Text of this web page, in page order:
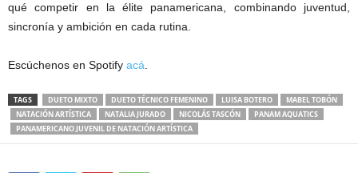
qué competir en la élite panamericana, combinando juventud,
sincronía y ambición en cada rutina.
Escúchenos en Spotify acá.
TAGS DUETO MIXTO DUETO TÉCNICO FEMENINO LUISA BOTERO
MABEL TOBÓN
NATACIÓN ARTÍSTICA
NATALIA JURADO NICOLÁS TASCÓN
PANAM AQUATICS
PANAMERICANO JUVENIL DE NATACIÓN ARTÍSTICA